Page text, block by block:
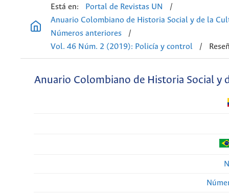
Está en: Portal de Revistas UN
/
Anuario Colombiano de Historia Social y de la
Números anteriores
/
Vol. 46 Núm. 2 (2019): Policía y control
/
Anuario Colombiano de Historia Social y